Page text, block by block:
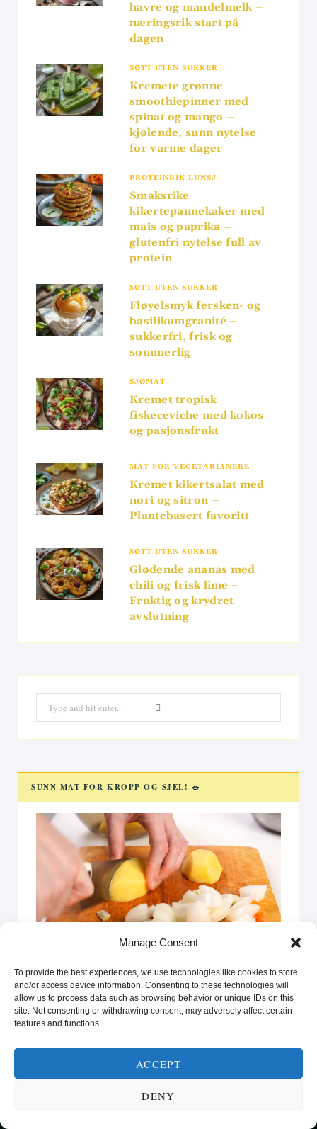
Manage Consent
To provide the best experiences, we use technologies like cookies to store
and/or access device information. Consenting to these technologies will
allow us to process data such as browsing behavior or unique IDs on this
site. Not consenting or withdrawing consent, may adversely affect certain
features and functions.
ACCEPT
DENY
havre og mandelmelk –
næringsrik start på
dagen
SØTT UTEN SUKKER
Kremete grønne
smoothiepinner med
spinat og mango –
kjølende, sunn nytelse
for varme dager
PROTEINRIK LUNSJ
Smaksrike
kikertepannekaker med
mais og paprika –
glutenfri nytelse full av
protein
SØTT UTEN SUKKER
Fløyelsmyk fersken- og
basilikumgranité –
sukkerfri, frisk og
sommerlig
SJØMAT
Kremet tropisk
fiskeceviche med kokos
og pasjonsfrukt
MAT FOR VEGETARIANERE
Kremet kikertsalat med
nori og sitron –
Plantebasert favoritt
SØTT UTEN SUKKER
Glødende ananas med
chili og frisk lime –
Fruktig og krydret
avslutning
Search
for:
SUNN MAT FOR KROPP OG SJEL! 🥗
Videoavspiller
og styrke i hverdagen. Enten du er ute etter raske løsninger
eller vil prøve noe nytt, er vi her for å hjelpe deg med å nå
dine helse- og livsstilsmål.”